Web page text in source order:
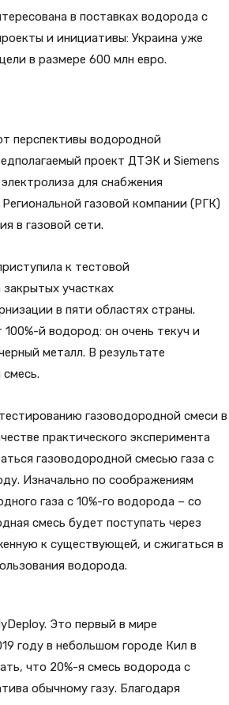
в поставках водорода с
и инициативы: Украина уже
в размере 600 млн евро.
перспективы водородной
проект ДТЭК и Siemens
для снабжения
газовой компании (РГК)
в газовой сети.
к тестовой
участках
в пяти областях страны.
й водород: он очень текуч и
металл. В результате
газоводородной смеси в
практического эксперимента
газоводородной смесью газа с
Изначально по соображениям
газа с 10%-го водорода – со
смесь будет поступать через
к существующей, и сжигаться в
водорода.
Это первый в мире
году в небольшом городе Кил в
что 20%-я смесь водорода с
обычному газу. Благодаря